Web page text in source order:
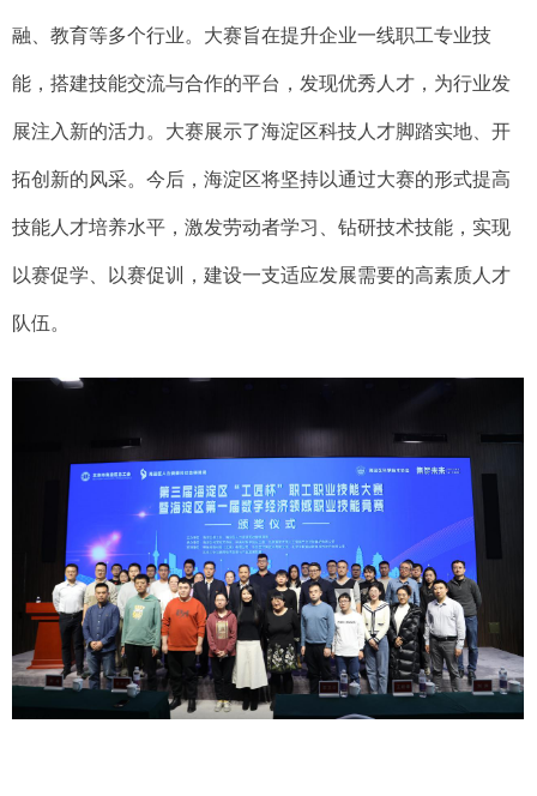
融、教育等多个行业。大赛旨在提升企业一线职工专业技
能，搭建技能交流与合作的平台，发现优秀人才，为行业发
展注入新的活力。大赛展示了海淀区科技人才脚踏实地、开
拓创新的风采。今后，海淀区将坚持以通过大赛的形式提高
技能人才培养水平，激发劳动者学习、钻研技术技能，实现
以赛促学、以赛促训，建设一支适应发展需要的高素质人才
队伍。